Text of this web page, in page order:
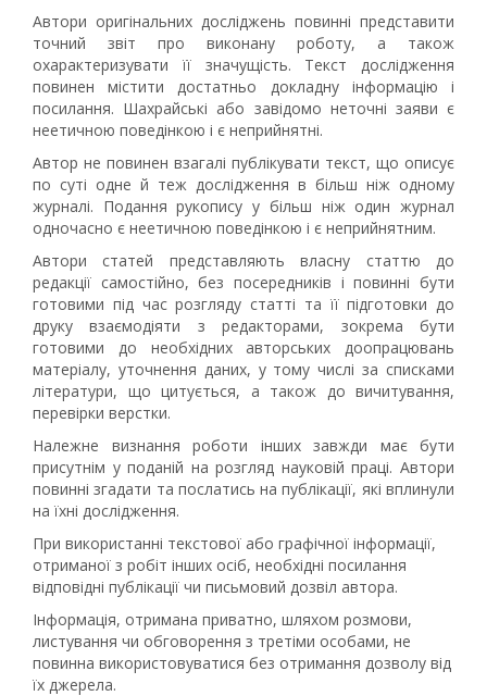
Автори оригінальних досліджень повинні представити
точний звіт про виконану роботу, а також
охарактеризувати її значущість. Текст дослідження
повинен містити достатньо докладну інформацію і
посилання. Шахрайські або завідомо неточні заяви є
неетичною поведінкою і є неприйнятні.
Автор не повинен взагалі публікувати текст, що описує
по суті одне й теж дослідження в більш ніж одному
журналі. Подання рукопису у більш ніж один журнал
одночасно є неетичною поведінкою і є неприйнятним.
Автори статей представляють власну статтю до
редакції самостійно, без посередників і повинні бути
готовими під час розгляду статті та її підготовки до
друку взаємодіяти з редакторами, зокрема бути
готовими до необхідних авторських доопрацювань
матеріалу, уточнення даних, у тому числі за списками
літератури, що цитується, а також до вичитування,
перевірки верстки.
Належне визнання роботи інших завжди має бути
присутнім у поданій на розгляд науковій праці. Автори
повинні згадати та послатись на публікації, які вплинули
на їхні дослідження.
При використанні текстової або графічної інформації,
отриманої з робіт інших осіб, необхідні посилання
відповідні публікації чи письмовий дозвіл автора.
Інформація, отримана приватно, шляхом розмови,
листування чи обговорення з третіми особами, не
повинна використовуватися без отримання дозволу від
їх джерела.